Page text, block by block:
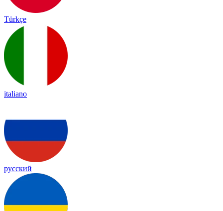
Türkçe
italiano
русский